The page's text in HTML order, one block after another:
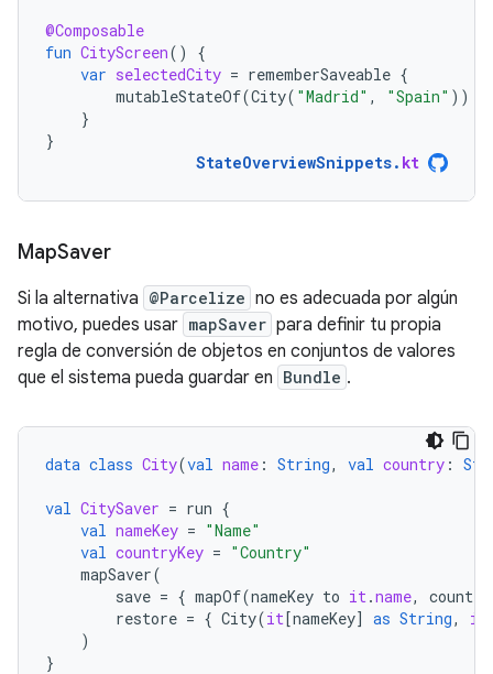
@Composable
fun CityScreen()
{
var selectedCity = rememberSaveable {
mutableStateOf(City( "Madrid" , "Spain" ))
}
}
StateOverviewSnippets. kt
MapSaver
Si la alternativa @Parcelize no es adecuada por algún
motivo, puedes usar mapSaver para definir tu propia
regla de conversión de objetos en conjuntos de valores
que el sistema pueda guardar en Bundle .
data class City(val name : String, val country :
val CitySaver = run {
val nameKey = "Name"
val countryKey = "Country"
mapSaver(
save = { mapOf(nameKey to it .name,
restore = { City(it[nameKey] as String, it
)
}